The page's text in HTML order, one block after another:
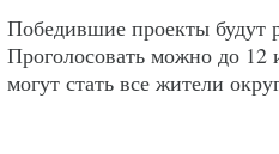
Победившие проекты будут
Проголосовать можно до 12
могут стать все жители